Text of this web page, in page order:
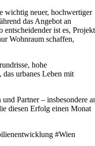
wichtig neuer, hochwertiger
das Angebot an
ist es,
Wohnraum schaffen,
hohe
urbanes Leben mit
Partner – insbesondere
diesen Erfolg einen Monat
#Wien